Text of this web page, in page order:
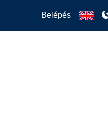
Belépés